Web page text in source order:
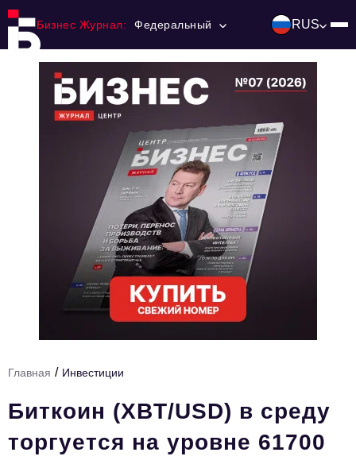
Бизнес Журнал: Федеральный RUS
Ниши и рынки
Технологии и тренды
HR
Персона номера
Главная / Инвестиции
Биткоин (XBT/USD) в среду
торгуется на уровне 61700